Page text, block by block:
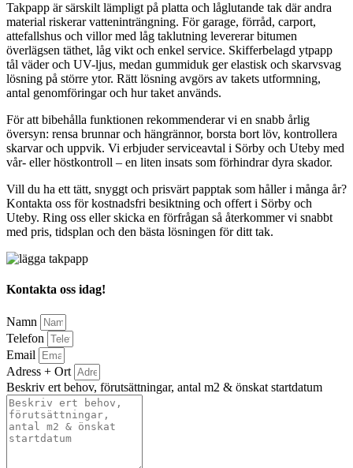
Takpapp är särskilt lämpligt på platta och låglutande tak där andra
material riskerar vatteninträngning. För garage, förråd, carport,
attefallshus och villor med låg taklutning levererar bitumen
överlägsen täthet, låg vikt och enkel service. Skifferbelagd ytpapp
tål väder och UV-ljus, medan gummiduk ger elastisk och skarvsvag
lösning på större ytor. Rätt lösning avgörs av takets utformning,
antal genomföringar och hur taket används.
För att bibehålla funktionen rekommenderar vi en snabb årlig
översyn: rensa brunnar och hängrännor, borsta bort löv, kontrollera
skarvar och uppvik. Vi erbjuder serviceavtal i Sörby och Uteby med
vår- eller höstkontroll – en liten insats som förhindrar dyra skador.
Vill du ha ett tätt, snyggt och prisvärt papptak som håller i många år?
Kontakta oss för kostnadsfri besiktning och offert i Sörby och
Uteby. Ring oss eller skicka en förfrågan så återkommer vi snabbt
med pris, tidsplan och den bästa lösningen för ditt tak.
Kontakta oss idag!
Namn
Telefon
Email
Adress + Ort
Beskriv ert behov, förutsättningar, antal m2 & önskat startdatum